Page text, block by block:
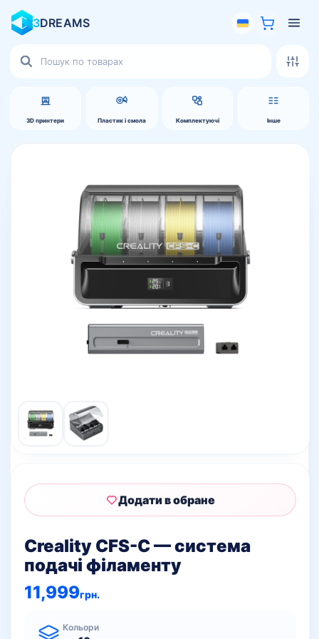
3DREAMS
3D принтери Пластик і смола Комплектуючі Інше
товарів
Creality CFS-C — система
подачі філаменту
11,999грн.
Кольори
Додати в обране